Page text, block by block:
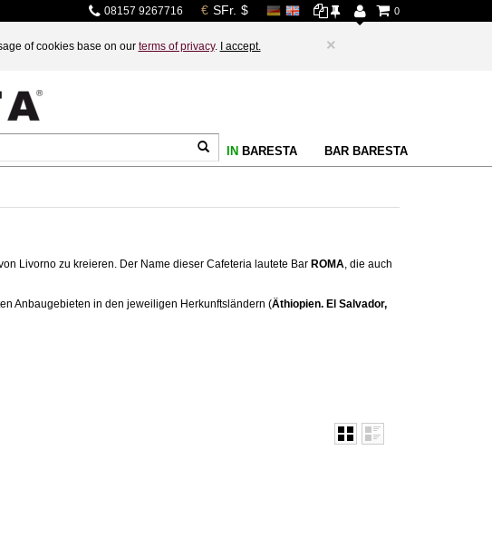
of cookies base on our terms of privacy. I accept. ×
0
08157 9267716
BAR BARESTA
IN BARESTA
Livorno zu kreieren. Der Name dieser Cafeteria lautete Bar ROMA , die auch
Anbaugebieten in den jeweiligen Herkunftsländern (Äthiopien. El Salvador,